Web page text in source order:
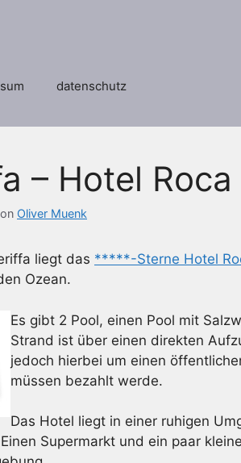
datenschutz
– Hotel
Oliver Muenk
liegt das *****-Sterne Hotel
Ozean.
Es gibt 2 Pool, einen Pool mit
Strand ist über einen direkten
jedoch hierbei um einen
müssen bezahlt werde.
Das Hotel liegt in einer ruhigen
Supermarkt und ein paar